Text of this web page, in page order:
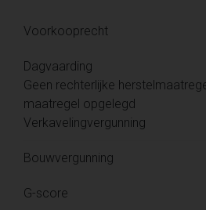
Voorkooprecht
Dagvaarding
Geen rechterlijke
maatregel opgelegd
Verkavelingvergunning
Bouwvergunning
G-score